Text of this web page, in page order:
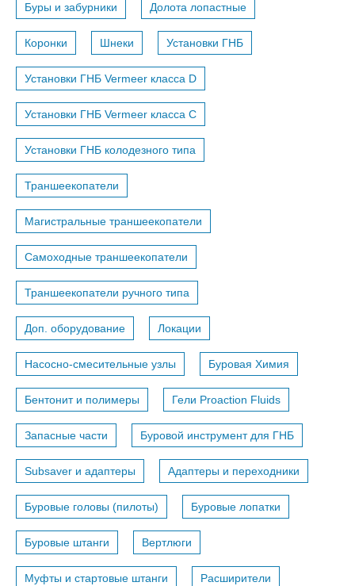
Буры и забурники Долота лопастные
Коронки Шнеки Установки ГНБ
Установки ГНБ Vermeer класса D
Установки ГНБ Vermeer класса С
Установки ГНБ колодезного типа
Траншеекопатели
Магистральные траншеекопатели
Самоходные траншеекопатели
Траншеекопатели ручного типа
Доп. оборудование Локации
Насосно-смесительные узлы Буровая Химия
Бентонит и полимеры Гели Proaction Fluids
Запасные части Буровой инструмент для ГНБ
Subsaver и адаптеры Адаптеры и переходники
Буровые головы (пилоты) Буровые лопатки
Буровые штанги Вертлюги
Муфты и стартовые штанги Расширители